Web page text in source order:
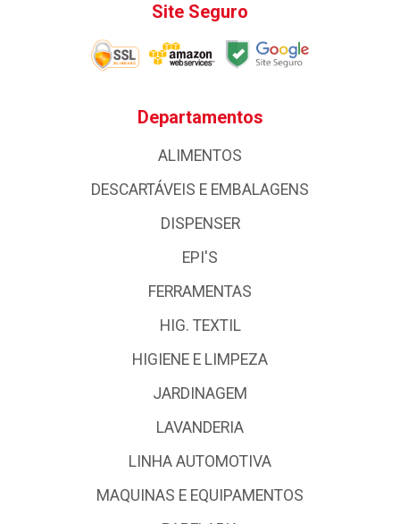
Site Seguro
Departamentos
ALIMENTOS
DESCARTÁVEIS E EMBALAGENS
DISPENSER
EPI'S
FERRAMENTAS
HIG. TEXTIL
HIGIENE E LIMPEZA
JARDINAGEM
LAVANDERIA
LINHA AUTOMOTIVA
MAQUINAS E EQUIPAMENTOS